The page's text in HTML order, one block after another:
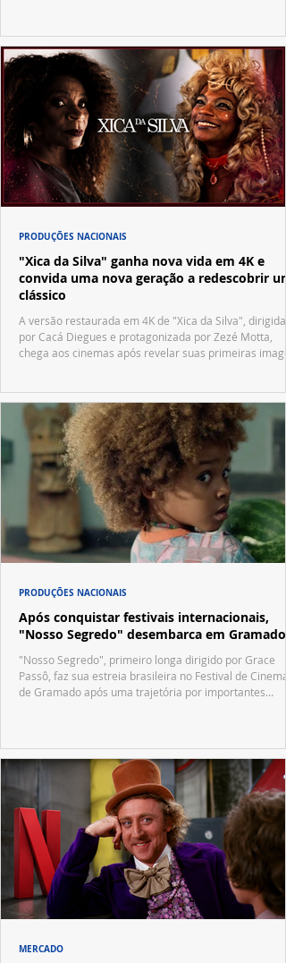
"Xica da Silva" ganha nova vida em 4K e
convida uma nova geração a redescobrir um
clássico
A versão restaurada em 4K de "Xica da Silva", dirigida
por Cacá Diegues e protagonizada por Zezé Motta,
chega aos cinemas após revelar suas primeiras
PRODUÇÕES NACIONAIS
Após conquistar festivais internacionais,
"Nosso Segredo" desembarca em Gramado
"Nosso Segredo", primeiro longa dirigido por Grace
Passô, faz sua estreia brasileira no Festival de Cinema
de Gramado após uma trajetória por importantes
PRODUÇÕES NACIONAIS
MERCADO